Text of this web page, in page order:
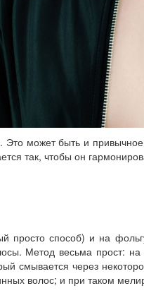
может быть и
так, чтобы он
просто способ) и на
Метод весьма прост:
смывается через
волос; и при таком